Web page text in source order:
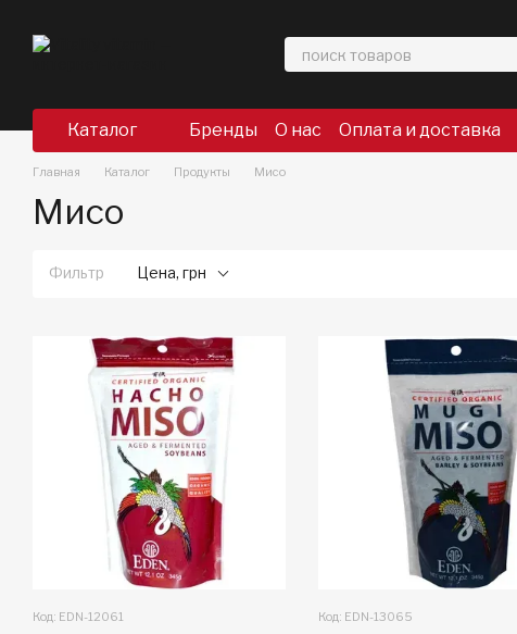
Каталог Бренды О нас Оплата и доставка
Главная Каталог Продукты Мисо
Мисо
Фильтр Цена, грн
Код: EDN-12061 Код: EDN-13065